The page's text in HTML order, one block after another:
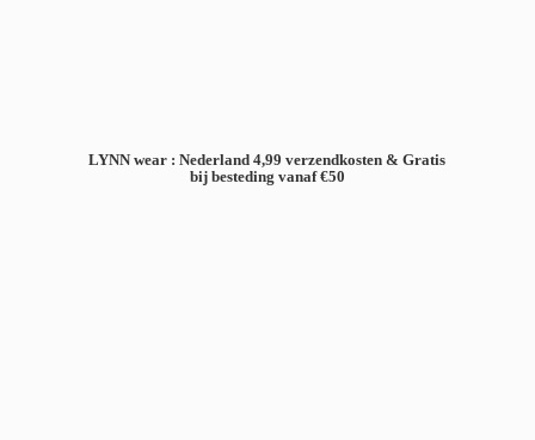
LYNN wear : Nederland 4,99 verzendkosten & Gratis
bij besteding vanaf €50